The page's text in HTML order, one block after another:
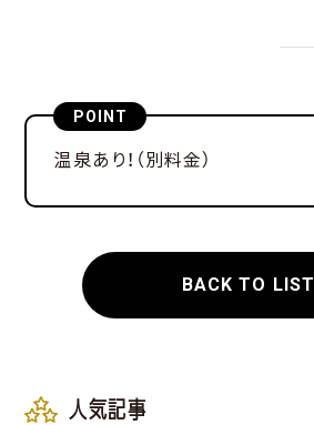
POINT
温泉あり！（別料金）
BACK TO LIST
人気記事